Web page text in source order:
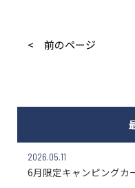
< 前のページ
2026.05.11
6月限定キャンピングカ